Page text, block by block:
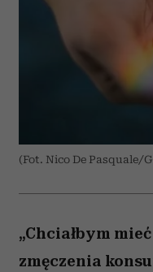
(Fot. Nico De Pasquale/
„Chciałbym
zmęczenia